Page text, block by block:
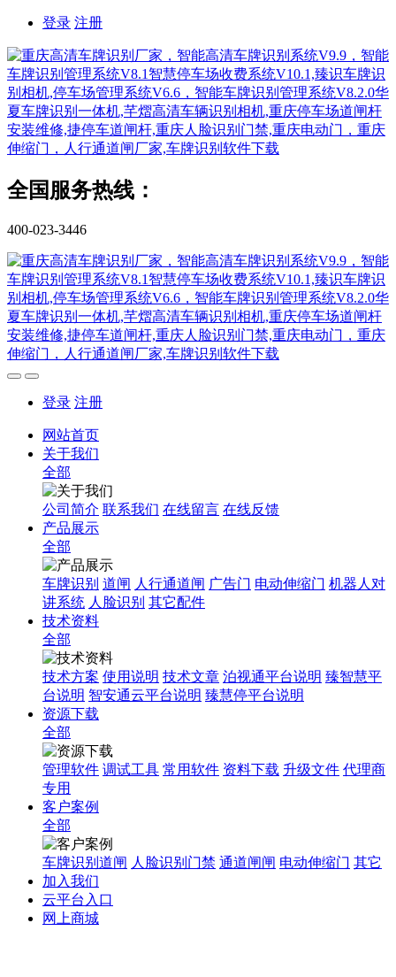
登录 注册
全国服务热线：
400-023-3446
登录 注册
网站首页
关于我们
全部
公司简介 联系我们 在线留言 在线反馈
产品展示
全部
车牌识别 道闸 人行通道闸 广告门 电动伸缩门 机器人对
讲系统 人脸识别 其它配件
技术资料
全部
技术方案 使用说明 技术文章 泊视通平台说明 臻智慧平
台说明 智安通云平台说明 臻慧停平台说明
资源下载
全部
管理软件 调试工具 常用软件 资料下载 升级文件 代理商
专用
客户案例
全部
车牌识别道闸 人脸识别门禁 通道闸闸 电动伸缩门 其它
加入我们
云平台入口
网上商城